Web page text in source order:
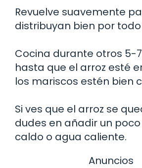
Revuelve suavemente
distribuyan bien por todo
Cocina durante otros 5-
hasta que el arroz esté
los mariscos estén bien
Si ves que el arroz se
dudes en añadir un
caldo o agua caliente.
Anuncios